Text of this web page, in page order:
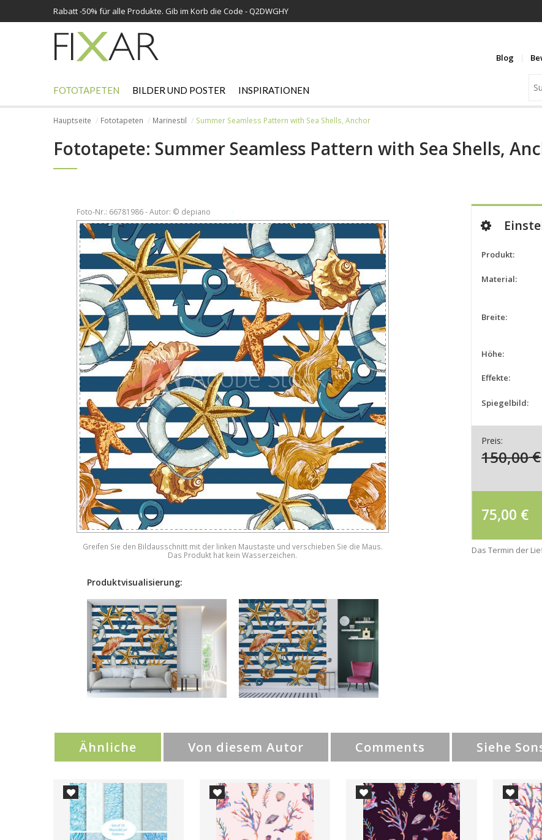
Rabatt -50% für alle Produkte. Gib im Korb die Code - Q2DWGHY
Blog
FOTOTAPETEN BILDER UND POSTER INSPIRATIONEN
Hauptseite Fototapeten Marinestil Summer Seamless Pattern with Sea Shells, Anchor
Fototapete: Summer Seamless Pattern with Sea Shells,
Foto-Nr.: 66781986 - Autor: © depiano
Greifen Sie den Bildausschnitt mit der linken Maustaste und verschieben Sie die Maus.
Das Produkt hat kein Wasserzeichen.
Produktvisualisierung:
Produkt:
Material:
Breite:
Höhe:
Effekte:
Spiegelbild:
Preis:
150,00€
75,00 €
Das Termin der
Ähnliche Von diesem Autor Comments Siehe